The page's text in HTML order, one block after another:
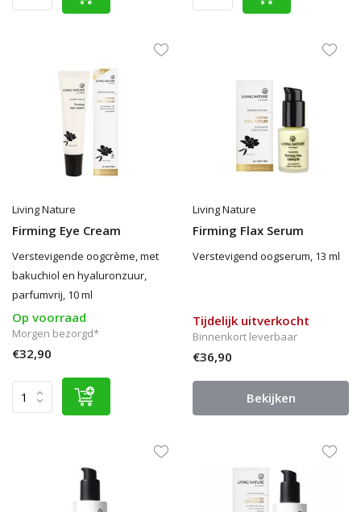
Living Nature
Firming Eye Cream
Verstevigende oogcrème, met
bakuchiol en hyaluronzuur,
parfumvrij, 10 ml
Op voorraad
Morgen bezorgd*
€32,90
Living Nature
Firming Flax Serum
Verstevigend oogserum, 13 ml
Tijdelijk uitverkocht
Binnenkort leverbaar
€36,90
Bekijken